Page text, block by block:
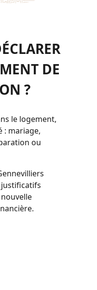
DE
?
le logement,
: mariage,
ou